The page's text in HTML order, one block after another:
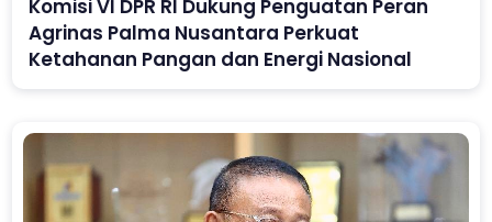
Komisi VI DPR RI Dukung Penguatan Peran
Agrinas Palma Nusantara Perkuat
Ketahanan Pangan dan Energi Nasional